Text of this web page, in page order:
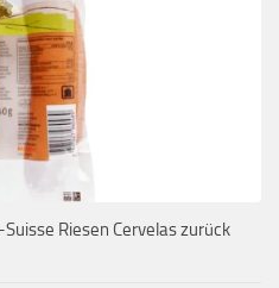
Riesen Cervelas zurück